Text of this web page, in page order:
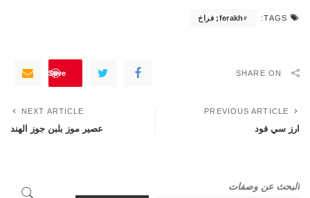
TAGS: ferakh; فراخ
SHARE ON
Save
PREVIOUS ARTICLE
ارز سي فود
NEXT ARTICLE
عصير موز بلبن جوز الهند
البحث عن وصفات